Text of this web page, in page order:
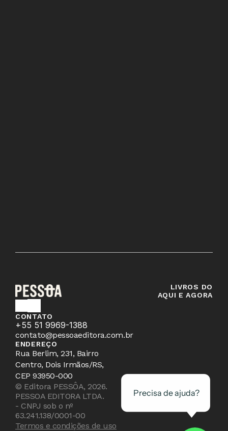
Precisa de ajuda?
LIVROS DO
AQUI E AGORA
CONTATO
+55 51 9969-1388
contato@pessoaeditora.com.br
ENDEREÇO
Rua Berlim, 231, Bairro
Centro, Dois Irmãos/RS,
CEP 93950-000
© Editora PESSÔA, 2026.
PESSOA EDITORA LTDA.
- CNPJ sob o nº
63.241.138/0001-00
Termos e condições de uso